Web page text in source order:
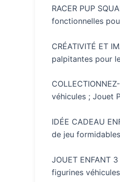
RACER PUP
fonctionnelles
CRÉATIVITÉ ET
palpitantes pour
véhicules ; Jouet
IDÉE CADEAU
de jeu
JOUET ENFANT
figurines